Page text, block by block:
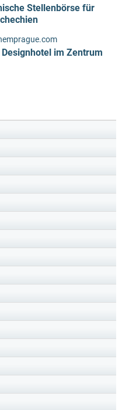
Stellenbörse für
im Zentrum